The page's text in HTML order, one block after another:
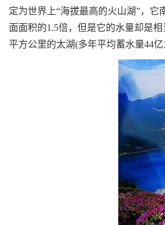
定为世界上“海拔最高的火山湖”，它
面面积的1.5倍，但是它的水量却是
平方公里的太湖(多年平均蓄水量44亿